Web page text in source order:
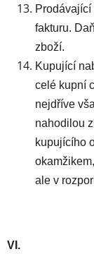
fakturu.
zboží.
Kupující
celé kupní
nejdříve
nahodilou
kupujícího
ale v
VI.